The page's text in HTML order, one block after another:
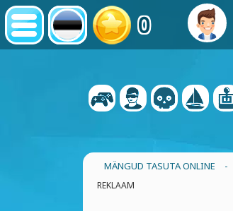
0
MÄNGUD TASUTA ONLINE -
REKLAAM